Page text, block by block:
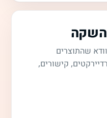
השקה
שהתוצרים
קישורים,